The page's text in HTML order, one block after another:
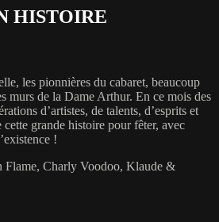
HISTOIRE
les pionnières du cabaret, beaucoup
murs de la Dame Arthur. En ce mois des
d’artistes, de talents, d’esprits et
grande histoire pour fêter, avec
!
Flame, Charly Voodoo, Klaude &